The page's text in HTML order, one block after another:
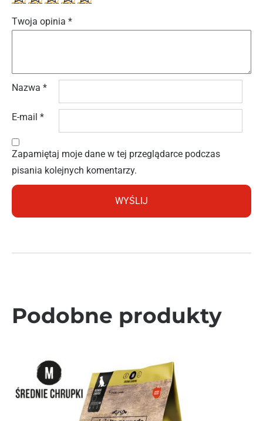
Twoja opinia *
Nazwa *
E-mail *
Zapamiętaj moje dane w tej przeglądarce podczas
pisania kolejnych komentarzy.
Podobne produkty